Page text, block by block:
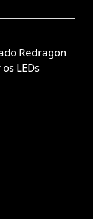
Redragon
LEDs